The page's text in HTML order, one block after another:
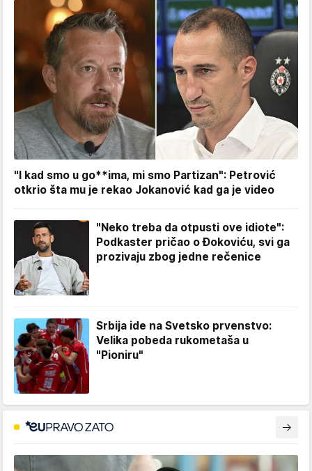
"I kad smo u go**ima, mi smo Partizan": Petrović
otkrio šta mu je rekao Jokanović kad ga je video
"Neko treba da otpusti ove idiote":
Podkaster pričao o Đokoviću, svi ga
prozivaju zbog jedne rečenice
Srbija ide na Svetsko prvenstvo:
Velika pobeda rukometaša u
"Pioniru"